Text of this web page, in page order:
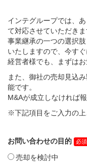
インテグループでは、
て対応させていただきま
事業継承の一つの選択
いたしますので、今す
経営者様でも、まずはお
また、御社の売却見込
能です。
M&Aが成立しなければ
※下記項目をご入力の上
お問い合わせの目的
売却を検討中